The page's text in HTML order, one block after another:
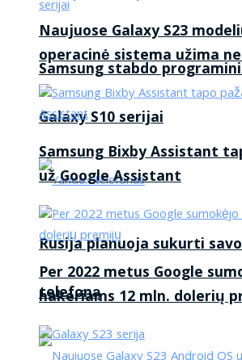
Samsung stabdo
Galaxy S10 serijai
Rusija planuoja sukurti
telefoną
Naujuose Galaxy S23
operacinė sistema užima
Samsung Bixby Assistant
už Google Assistant
Per 2022 metus Google
hakeriams 12 mln. dolerių